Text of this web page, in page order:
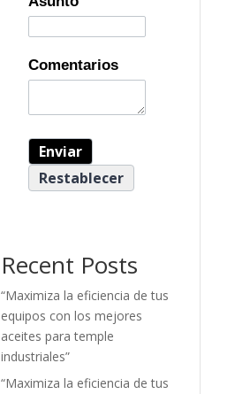
Comentarios
Recent Posts
“Maximiza la eficiencia de tus
equipos con los mejores
aceites para temple
industriales”
“Maximiza la eficiencia de tus